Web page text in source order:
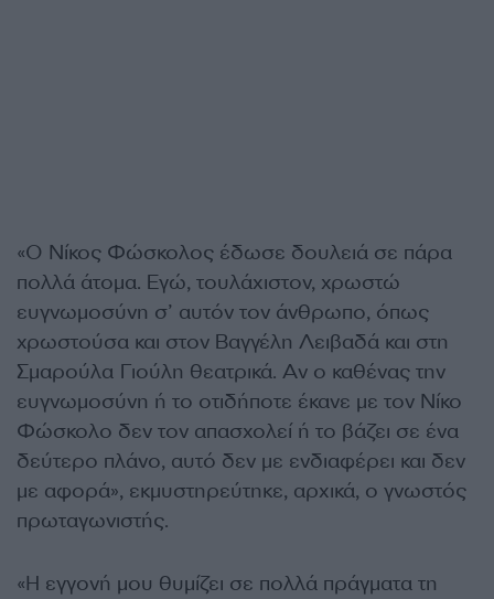
«Ο Νίκος Φώσκολος έδωσε δουλειά σε πάρα
πολλά άτομα. Εγώ, τουλάχιστον, χρωστώ
ευγνωμοσύνη σ’ αυτόν τον άνθρωπο, όπως
χρωστούσα και στον Βαγγέλη Λειβαδά και στη
Σμαρούλα Γιούλη θεατρικά. Αν ο καθένας την
ευγνωμοσύνη ή το οτιδήποτε έκανε με τον Νίκο
Φώσκολο δεν τον απασχολεί ή το βάζει σε ένα
δεύτερο πλάνο, αυτό δεν με ενδιαφέρει και δεν
με αφορά», εκμυστηρεύτηκε, αρχικά, ο γνωστός
πρωταγωνιστής.
«Η εγγονή μου θυμίζει σε πολλά πράγματα τη